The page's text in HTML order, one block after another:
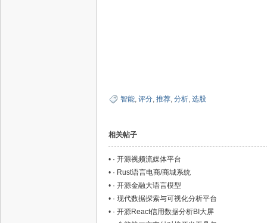
智能, 评分, 推荐, 分析, 选股
相关帖子
• · 开源视频流媒体平台
• · Rust语言电商/商城系统
• · 开源金融大语言模型
• · 现代数据探索与可视化分析平台
• · 开源React信用数据分析BI大屏